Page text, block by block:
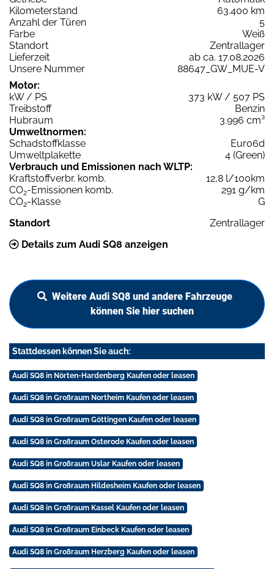
Kilometerstand
63.400 km
Anzahl der Türen
5
Farbe
Weiß
Standort
Zentrallager
Lieferzeit
ab ca. 17.08.2026
Unsere Nummer
88647_GW_MUE-V
Motor:
kW / PS
373 kW / 507 PS
Treibstoff
Benzin
Hubraum
3.996 cm³
Umweltnormen:
Schadstoffklasse
Euro6d
Umweltplakette
4 (Green)
Verbrauch und Emissionen nach WLTP:
Kraftstoffverbr. komb.
12,8 l/100km
CO2-Emissionen komb.
291 g/km
CO2-Klasse
G
Standort
Zentrallager
Details zum Audi SQ8 anzeigen
Weitere Audi SQ8 und andere Fahrzeuge
können Sie hier suchen
Stattdessen können Sie auch:
Audi SQ8 in Nörten-Hardenberg Kaufen oder leasen
Audi SQ8 in Großraum Northeim Kaufen oder leasen
Audi SQ8 in Großraum Göttingen Kaufen oder leasen
Audi SQ8 in Großraum Osterode Kaufen oder leasen
Audi SQ8 in Großraum Uslar Kaufen oder leasen
Audi SQ8 in Großraum Hildesheim Kaufen oder leasen
Audi SQ8 in Großraum Kassel Kaufen oder leasen
Audi SQ8 in Großraum Einbeck Kaufen oder leasen
Audi SQ8 in Großraum Herzberg Kaufen oder leasen